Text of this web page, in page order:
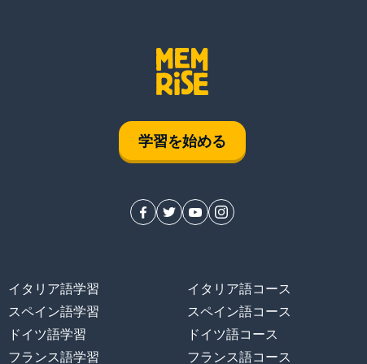
学習を始める
イタリア語学習
スペイン語学習
ドイツ語学習
フランス語学習
イタリア語コース
スペイン語コース
ドイツ語コース
フランス語コース